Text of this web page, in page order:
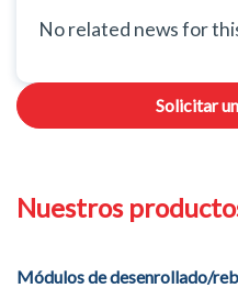
No related news for
Solicitar
Nuestros
Módulos de desenrollado/